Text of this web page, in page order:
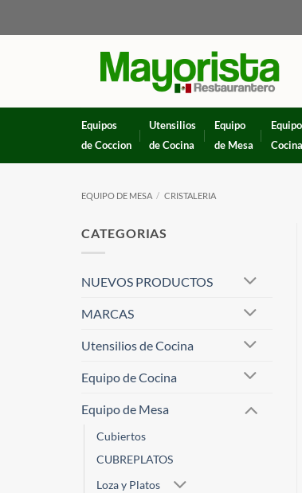
Equipos
de Coccion
Utensilios
de Cocina
Equipo
de Mesa
Cocina
EQUIPO DE MESA / CRISTALERIA
CATEGORIAS
NUEVOS PRODUCTOS
MARCAS
Utensilios de Cocina
Equipo de Cocina
Equipo de Mesa
Cubiertos
CUBREPLATOS
Loza y Platos